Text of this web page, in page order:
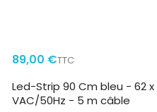
89,00 €TTC
Led-Strip 90 Cm bleu - 62
VAC/50Hz - 5 m câble